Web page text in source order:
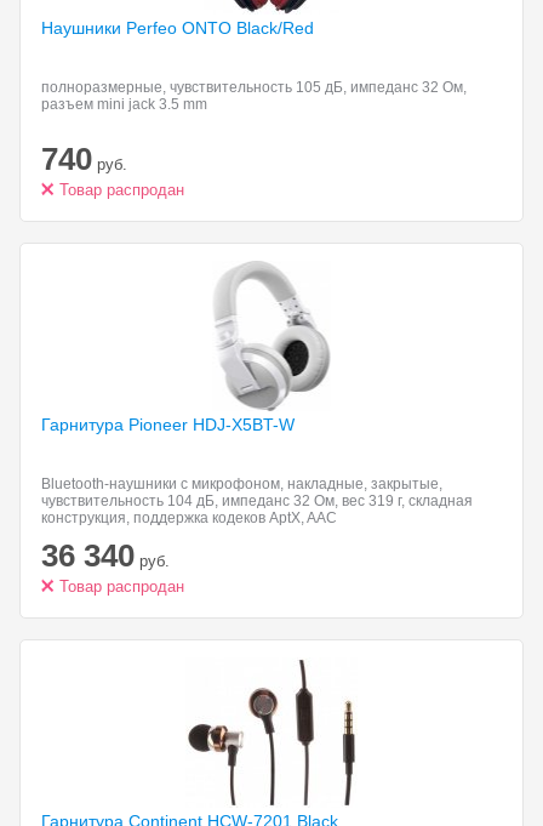
Наушники Perfeo ONTO Black/Red
полноразмерные, чувствительность 105 дБ, импеданс 32 Ом,
разъем mini jack 3.5 mm
740 руб.
Товар распродан
Гарнитура Pioneer HDJ-X5BT-W
Bluetooth-наушники с микрофоном, накладные, закрытые,
чувствительность 104 дБ, импеданс 32 Ом, вес 319 г, складная
конструкция, поддержка кодеков AptX, AAC
36 340 руб.
Товар распродан
Гарнитура Continent HCW-7201 Black